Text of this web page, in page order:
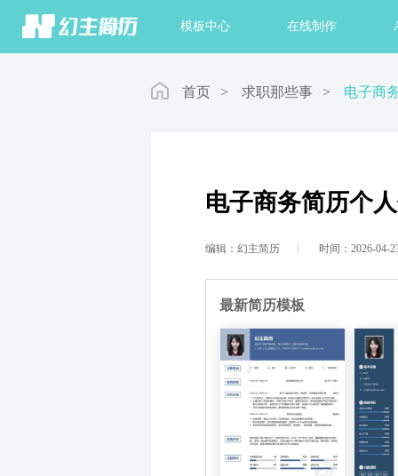
首页 模板中心 在线制作
首页 > 求职那些事 > 电子商
电子商务简历个
编辑：幻主简历 时间：2026-04-
最新简历模板